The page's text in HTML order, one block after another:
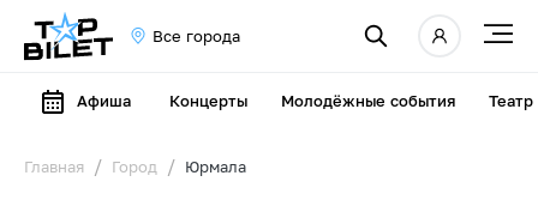
Все города
Афиша Концерты Молодёжные события Театр
Главная Город Юрмала